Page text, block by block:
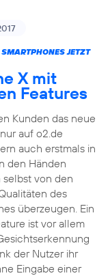
JETZT
X mit
Features
Kunden das neue
auf o2.de
auch erstmals in
den Händen
von den
des
überzeugen. Ein
ist vor allem
der Nutzer ihr
Eingabe einer